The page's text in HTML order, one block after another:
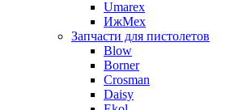
Umarex
ИжМех
Запчасти для пистолетов
Blow
Borner
Crosman
Daisy